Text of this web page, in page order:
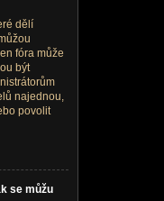
dělí
fóra může
být
najednou,
povolit
se můžu